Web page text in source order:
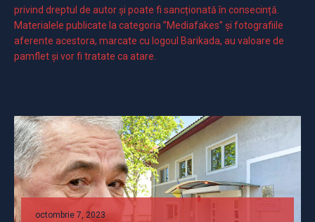
privind dreptul de autor și poate fi sancționată în consecință.
Materialele publicate la categoria ”Mediafakes” și fotografiile
aferente acestora, marcate cu logoul Barikada, au valoare de
pamflet și vor fi tratate ca atare.
octombrie 7, 2023